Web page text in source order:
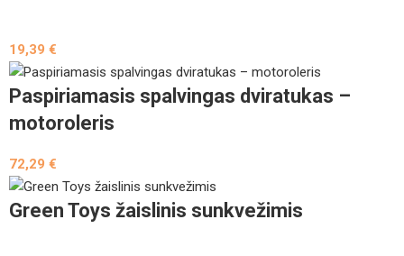
19,39€
Paspiriamasis spalvingas dviratukas –
motoroleris
72,29€
Green Toys žaislinis sunkvežimis